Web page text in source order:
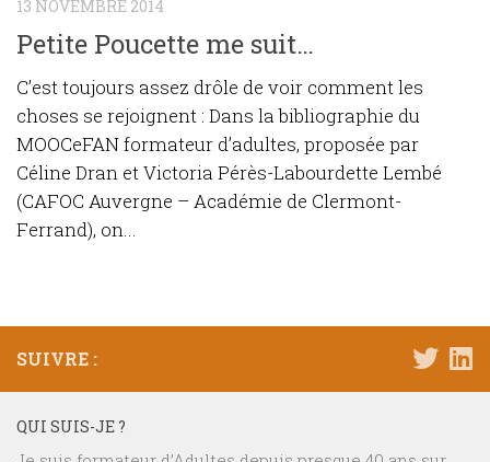
13 NOVEMBRE 2014
Petite Poucette me suit…
C’est toujours assez drôle de voir comment les
choses se rejoignent : Dans la bibliographie du
MOOCeFAN formateur d’adultes, proposée par
Céline Dran et Victoria Pérès-Labourdette Lembé
(CAFOC Auvergne – Académie de Clermont-
Ferrand), on...
SUIVRE :
QUI SUIS-JE ?